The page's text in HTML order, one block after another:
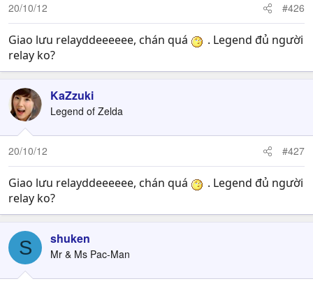
20/10/12 #426
Giao lưu relayddeeeeee, chán quá
. Legend đủ người
relay ko?
KaZzuki
Legend of Zelda
20/10/12 #427
Giao lưu relayddeeeeee, chán quá
. Legend đủ người
relay ko?
S shuken
Mr & Ms Pac-Man